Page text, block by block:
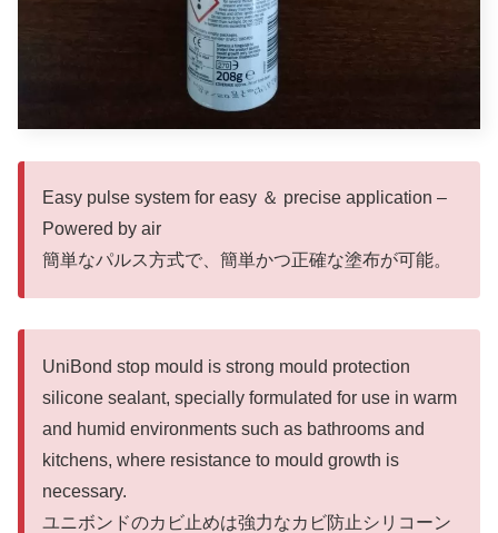
Easy pulse system for easy ＆ precise application –
Powered by air
簡単なパルス方式で、簡単かつ正確な塗布が可能。
UniBond stop mould is strong mould protection
silicone sealant, specially formulated for use in warm
and humid environments such as bathrooms and
kitchens, where resistance to mould growth is
necessary.
ユニボンドのカビ止めは強力なカビ防止シリコーン